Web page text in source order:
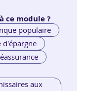
ce module ?
populaire
d'épargne
aux